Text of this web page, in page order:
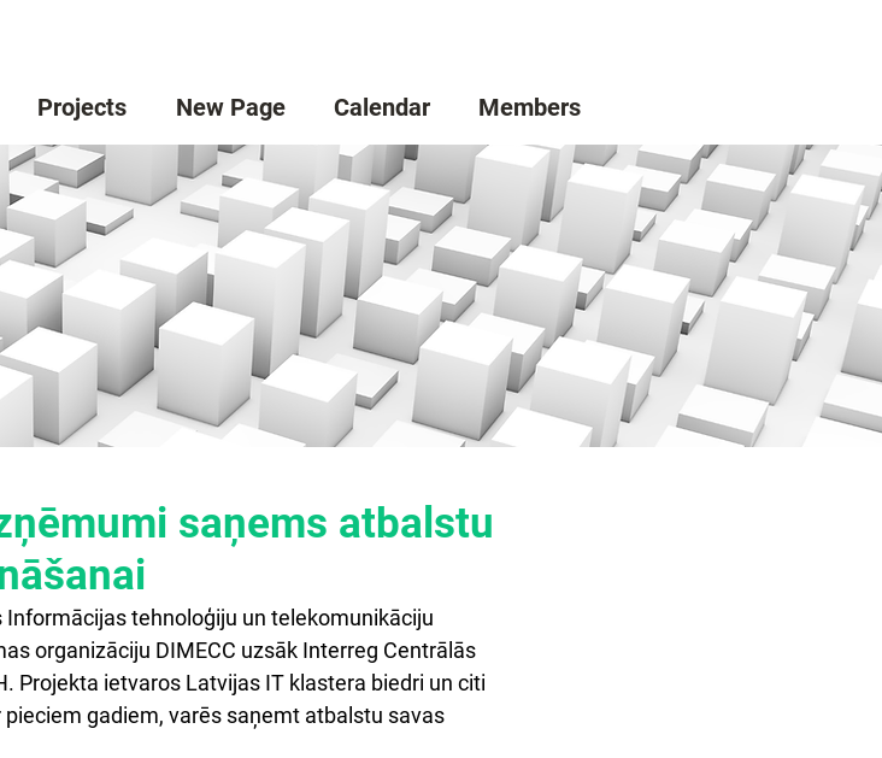
Projects New Page Calendar Members
saņems atbalstu
tehnoloģiju un telekomunikāciju
organizāciju DIMECC uzsāk Interreg Centrālās
Projekta ietvaros Latvijas IT klastera biedri un citi
gadiem, varēs saņemt atbalstu savas